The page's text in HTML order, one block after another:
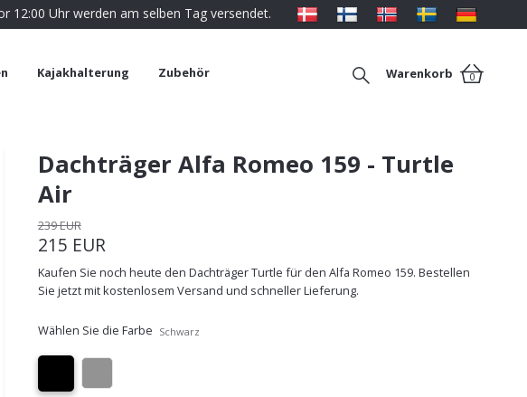
12:00 Uhr werden am selben Tag versendet.
Kajakhalterung Zubehör Warenkorb 0
Dachträger Alfa Romeo 159 - Turtle
Air
239 EUR
215 EUR
Kaufen Sie noch heute den Dachträger Turtle für den Alfa Romeo 159. Bestellen
Sie jetzt mit kostenlosem Versand und schneller Lieferung.
Wählen Sie die Farbe Schwarz